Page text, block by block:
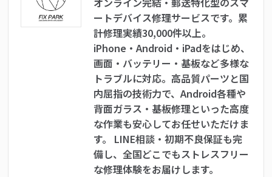
ートデバイス修理サービスです。累
計修理実績30,000件以上。
iPhone・Android・iPadをはじめ、
画面・バッテリー・基板など多様な
トラブルに対応。高品質パーツと国
内屈指の技術力で、Android各種や
背面ガラス・基板修理といった高度
な作業も安心してお任せいただけま
す。 LINE相談・初期不良保証も完
備し、全国どこでもストレスフリー
な修理体験をお届けします。